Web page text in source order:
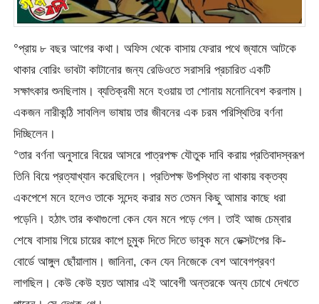
°প্রায় ৮ বছর আগের কথা। অফিস থেকে বাসায় ফেরার পথে জ্যামে আটকে
থাকার বোরিং ভাবটা কাটানোর জন্য রেডিওতে সরাসরি প্রচারিত একটি
সক্ষাৎকার শুনছিলাম। ব্যতিক্রমী মনে হওয়ায় তা শোনায় মনোনিবেশ করলাম।
একজন নারীকন্ঠি সাবলিল ভাষায় তার জীবনের এক চরম পরিস্থিতির বর্ণনা
দিচ্ছিলেন।
°তার বর্ণনা অনুসারে বিয়ের আসরে পাত্রপক্ষ যৌতুক দাবি করায় প্রতিবাদস্বরূপ
তিনি বিয়ে প্রত্যাখ্যান করেছিলেন। প্রতিপক্ষ উপস্থিত না থাকায় বক্তব্য
একপেশে মনে হলেও তাকে সন্দেহ করার মত তেমন কিছু আমার কাছে ধরা
পড়েনি। হঠাৎ তার কথাগুলো কেন যেন মনে পড়ে গেল। তাই আজ চেম্বার
শেষে বাসায় গিয়ে চায়ের কাপে চুমুক দিতে দিতে ভাবুক মনে ডেক্সটপের কি-
বোর্ডে আঙ্গুল ছোঁয়ালাম। জানিনা, কেন যেন নিজেকে বেশ আবেগপ্রবণ
লাগছিল। কেউ কেউ হয়ত আমার এই আবেগী অন্তরকে অন্য চোখে দেখতে